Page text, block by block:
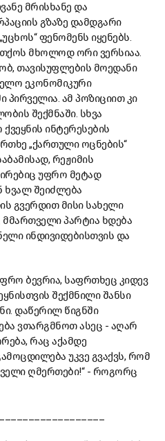
მრისხანე და
გზაზე დამდგარი
ფენომენს იყენებს.
მხოლოდ ორი ვერსიაა.
თავისუფლების მოედანი
ეკონომიკური
ამ პოზიციით კი
შექმნაში. სხვა
ქვეყნის ინტერესების
„ქართული ოცნების“
რეჟიმის
უფრო მეტად
ხვალ შეიძლება
გვერდით მისი სახელი
მმართველი პარტია ხდება
ინდივიდებისთვის და
ბევრია, საფრთხეც კიდევ
შექმნილი შანსი
დაწერილ წიგნში
ვთარგმნოთ ასეც - აღარ
რაც აქამდე
უკვე გვაქვს, რომ
ღმერთები!“ - როგორც